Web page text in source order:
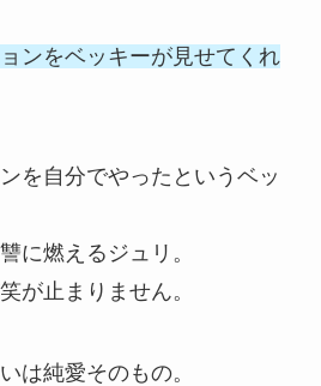
ンをベッキーが見せてくれ
を自分でやったというベッ
に燃えるジュリ。
が止まりません。
は純愛そのもの。